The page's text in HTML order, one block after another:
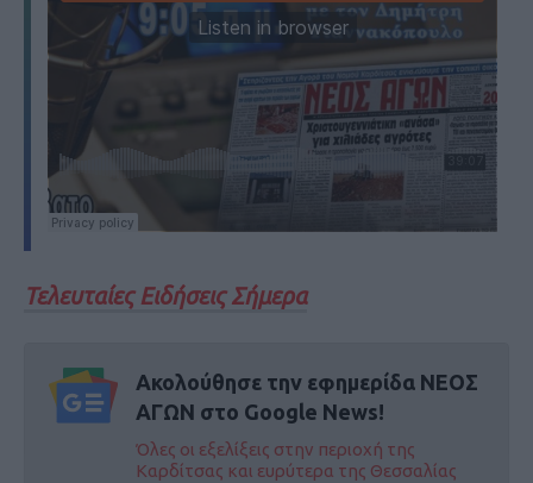
Τελευταίες Ειδήσεις Σήμερα
Ακολούθησε την εφημερίδα ΝΕΟΣ
ΑΓΩΝ στο Google News!
Όλες οι εξελίξεις στην περιοχή της
Καρδίτσας και ευρύτερα της Θεσσαλίας